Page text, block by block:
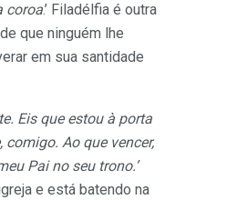
coroa.’ Filadélfia é outra
que ninguém lhe
em sua santidade
Eis que estou à porta
Ao que vencer,
Pai no seu trono.’
e está batendo na